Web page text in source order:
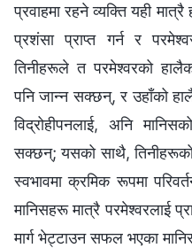
प्रवाहमा रहने व्यक्ति यही
प्रशंसा प्राप्त गर्न र
तिनीहरूले त परमेश्‍वरको
पनि जान्‍न सक्छन्, र उहाँको
विद्रोहीपनलाई, अनि
सक्छन्; यसको साथै,
स्वभावमा क्रमिक रूपमा
मानिसहरू मात्रै परमेश्‍वरलाई
मार्ग भेट्टाउन सफल भएका